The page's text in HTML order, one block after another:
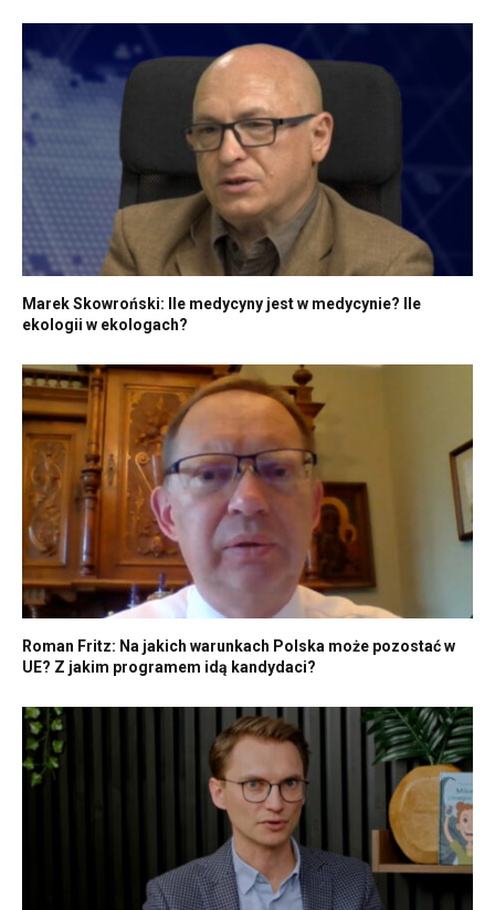
Marek Skowroński: Ile medycyny jest w medycynie? Ile
ekologii w ekologach?
Roman Fritz: Na jakich warunkach Polska może pozostać w
UE? Z jakim programem idą kandydaci?